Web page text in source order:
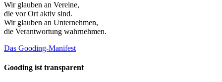
Wir glauben an Vereine,
die vor Ort aktiv sind.
Wir glauben an Unternehmen,
die Verantwortung wahrnehmen.
Das Gooding-Manifest
Gooding ist transparent